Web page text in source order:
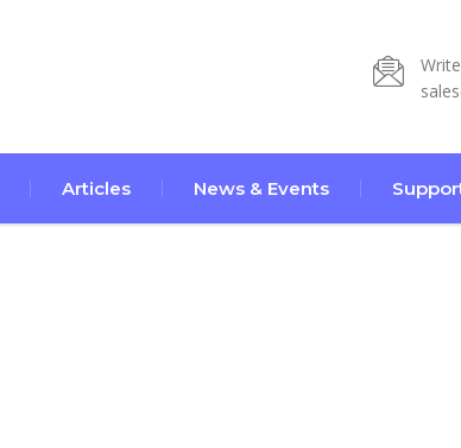
Articles News & Events